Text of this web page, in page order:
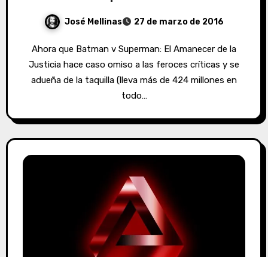
José Mellinas 27 de marzo de 2016
Ahora que Batman v Superman: El Amanecer de la
Justicia hace caso omiso a las feroces críticas y se
adueña de la taquilla (lleva más de 424 millones en
todo…